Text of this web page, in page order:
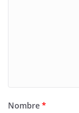
Nombre*